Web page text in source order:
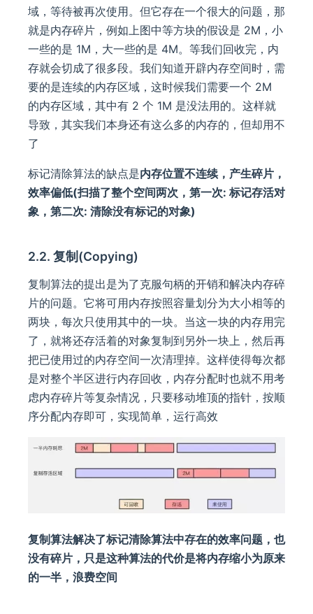
域，等待被再次使用。但它存在一个很大的问题，那
就是内存碎片，例如上图中等方块的假设是 2M，小
一些的是 1M，大一些的是 4M。等我们回收完，内
存就会切成了很多段。我们知道开辟内存空间时，需
要的是连续的内存区域，这时候我们需要一个 2M
的内存区域，其中有 2 个 1M 是没法用的。这样就
导致，其实我们本身还有这么多的内存的，但却用不
了
标记清除算法的缺点是内存位置不连续，产生碎片，
效率偏低(扫描了整个空间两次，第一次: 标记存活对
象，第二次: 清除没有标记的对象)
2.2. 复制(Copying)
复制算法的提出是为了克服句柄的开销和解决内存碎
片的问题。它将可用内存按照容量划分为大小相等的
两块，每次只使用其中的一块。当这一块的内存用完
了，就将还存活着的对象复制到另外一块上，然后再
把已使用过的内存空间一次清理掉。这样使得每次都
是对整个半区进行内存回收，内存分配时也就不用考
虑内存碎片等复杂情况，只要移动堆顶的指针，按顺
序分配内存即可，实现简单，运行高效
复制算法解决了标记清除算法中存在的效率问题，也
没有碎片，只是这种算法的代价是将内存缩小为原来
的一半，浪费空间